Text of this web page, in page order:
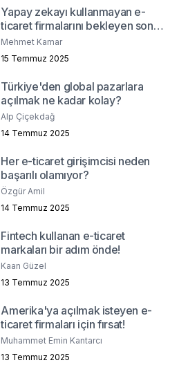
Yapay zekayı kullanmayan e-
ticaret firmalarını bekleyen son
ne?
Mehmet Kamar
15 Temmuz 2025
Türkiye'den global pazarlara
açılmak ne kadar kolay?
Alp Çiçekdağ
14 Temmuz 2025
Her e-ticaret girişimcisi neden
başarılı olamıyor?
Özgür Amil
14 Temmuz 2025
Fintech kullanan e-ticaret
markaları bir adım önde!
Kaan Güzel
13 Temmuz 2025
Amerika'ya açılmak isteyen e-
ticaret firmaları için fırsat!
Muhammet Emin Kantarcı
13 Temmuz 2025